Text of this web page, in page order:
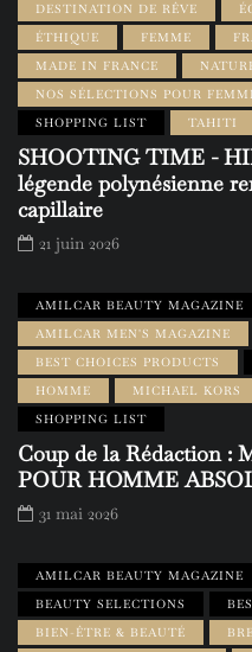
DESTINATION DE RÊVE
ÉTHIQUE
FEMME
MADE IN FRANCE
NOS SÉLECTIONS POUR
SHOPPING LIST
TAHITI
SHOOTING TIME -
légende polynésienne
capillaire
21 juin 2026
AMILCAR BEAUTY MAGAZINE
AMILCAR MEN'S MAGAZINE
BEST CHOICES PRODUCTS
HOMME
MICHAEL KORS
SHOPPING LIST
Coup de la Rédaction :
POUR HOMME
31 mai 2026
AMILCAR BEAUTY MAGAZINE
BEAUTY SELECTIONS
BIEN-ÊTRE & BEAUTÉ